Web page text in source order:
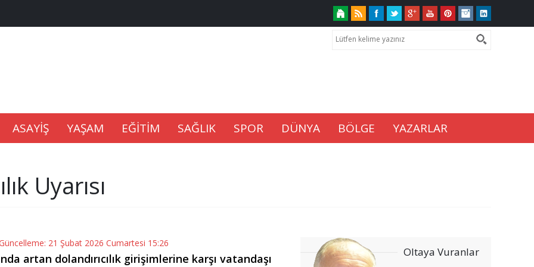
Geliyor
ASAYİŞ YAŞAM EĞİTİM SAĞLIK SPOR DÜNYA BÖLGE YAZARLAR
Uyarısı
21 Şubat 2026 Cumartesi 15:26
artan dolandırıcılık girişimlerine karşı vatandaşı
Oltaya Vuranlar